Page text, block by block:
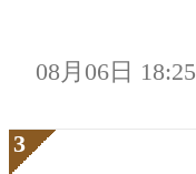
08月06日 18:25